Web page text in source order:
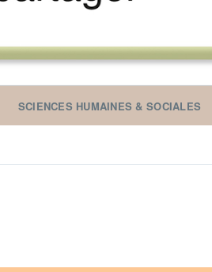
SCIENCES HUMAINES & SOCIALES